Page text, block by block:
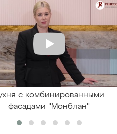
с комбинированными
фасадами "Монблан"